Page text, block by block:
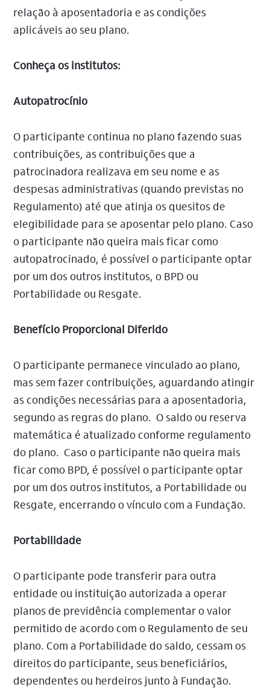
relação à aposentadoria e as condições
aplicáveis ao seu plano.
Conheça os institutos:
Autopatrocínio
O participante continua no plano fazendo suas
contribuições, as contribuições que a
patrocinadora realizava em seu nome e as
despesas administrativas (quando previstas no
Regulamento) até que atinja os quesitos de
elegibilidade para se aposentar pelo plano. Caso
o participante não queira mais ficar como
autopatrocinado, é possível o participante optar
por um dos outros institutos, o BPD ou
Portabilidade ou Resgate.
Benefício Proporcional Diferido
O participante permanece vinculado ao plano,
mas sem fazer contribuições, aguardando atingir
as condições necessárias para a aposentadoria,
segundo as regras do plano. O saldo ou reserva
matemática é atualizado conforme regulamento
do plano. Caso o participante não queira mais
ficar como BPD, é possível o participante optar
por um dos outros institutos, a Portabilidade ou
Resgate, encerrando o vínculo com a Fundação.
Portabilidade
O participante pode transferir para outra
entidade ou instituição autorizada a operar
planos de previdência complementar o valor
permitido de acordo com o Regulamento de seu
plano. Com a Portabilidade do saldo, cessam os
direitos do participante, seus beneficiários,
dependentes ou herdeiros junto à Fundação.